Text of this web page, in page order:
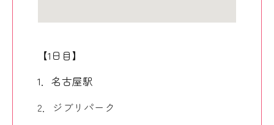
【1日目】
1．名古屋駅
2．ジブリパーク